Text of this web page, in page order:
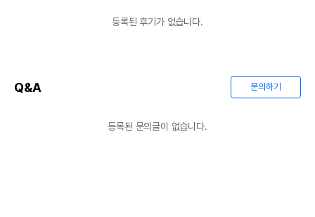
등록된 후기가 없습니다.
Q&A 문의하기
등록된 문의글이 없습니다.